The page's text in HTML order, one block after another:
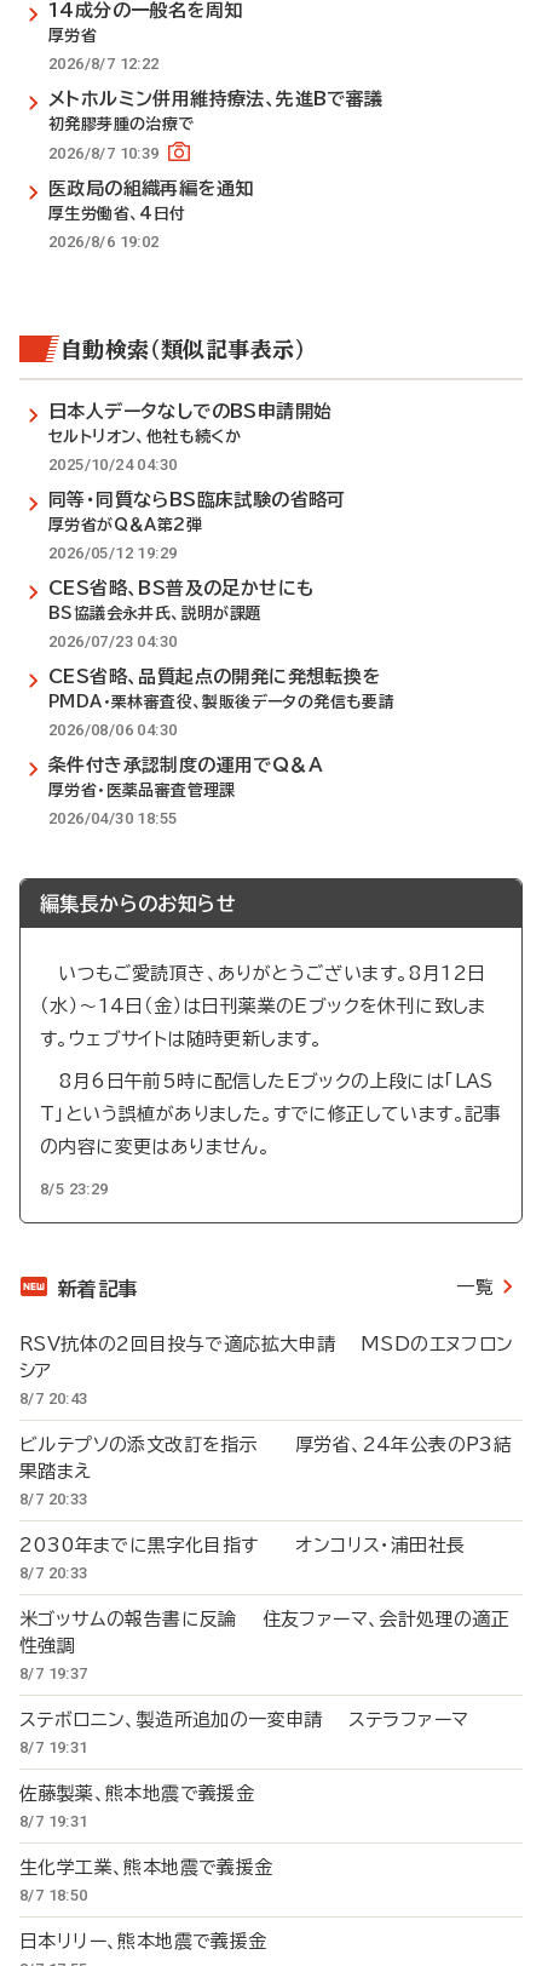
14成分の一般名を周知
厚労省
2026/8/7 12:22
メトホルミン併用維持療法、先進Bで審議
初発膠芽腫の治療で
2026/8/7 10:39
医政局の組織再編を通知
厚生労働省、4日付
2026/8/6 19:02
自動検索（類似記事表示）
日本人データなしでのBS申請開始
セルトリオン、他社も続くか
2025/10/24 04:30
同等・同質ならBS臨床試験の省略可
厚労省がQ＆A第2弾
2026/05/12 19:29
CES省略、BS普及の足かせにも
BS協議会永井氏、説明が課題
2026/07/23 04:30
CES省略、品質起点の開発に発想転換を
PMDA・栗林審査役、製販後データの発信も要請
2026/08/06 04:30
条件付き承認制度の運用でQ＆A
厚労省・医薬品審査管理課
2026/04/30 18:55
編集長からのお知らせ
いつもご愛読頂き、ありがとうございます。8月12日
（水）～14日（金）は日刊薬業のEブックを休刊に致しま
す。ウェブサイトは随時更新します。
8月6日午前5時に配信したEブックの上段には「LAS
T」という誤植がありました。すでに修正しています。記事
の内容に変更はありません。
8/5 23:29
新着記事 一覧
RSV抗体の2回目投与で適応拡大申請 MSDのエヌフロン
シア
8/7 20:43
ビルテプソの添文改訂を指示 厚労省、24年公表のP3結
果踏まえ
8/7 20:33
2030年までに黒字化目指す オンコリス・浦田社長
8/7 20:33
米ゴッサムの報告書に反論 住友ファーマ、会計処理の適正
性強調
8/7 19:37
ステボロニン、製造所追加の一変申請 ステラファーマ
8/7 19:31
佐藤製薬、熊本地震で義援金
8/7 19:31
生化学工業、熊本地震で義援金
8/7 18:50
日本リリー、熊本地震で義援金